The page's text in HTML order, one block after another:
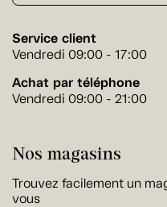
Service client
Vendredi 09:00 - 17:00
Achat par téléphone
Vendredi 09:00 - 21:00
Nos magasins
Trouvez facilement un
vous